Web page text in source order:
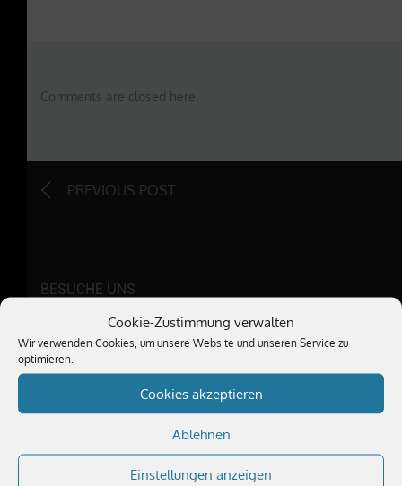
Cookie-Zustimmung verwalten
Wir verwenden Cookies, um unsere Website und unseren Service zu
optimieren.
Cookies akzeptieren
Ablehnen
Einstellungen anzeigen
Comments are closed here.
PREVIOUS POST
BESUCHE UNS
Klicke hier, um Marketing-Cookies zu
akzeptieren und diesen Inhalt zu
aktivieren